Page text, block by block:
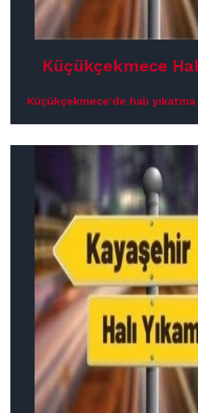
Küçükçekmece
Küçükçekmece'de halı